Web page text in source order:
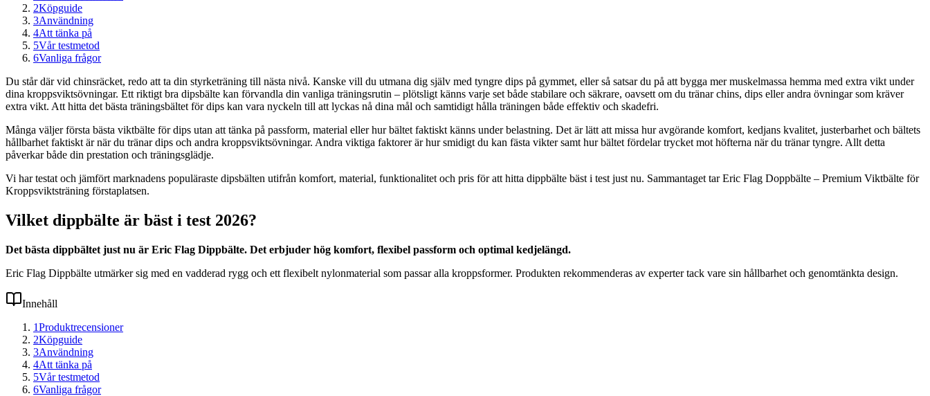
2Köpguide
3Användning
4Att tänka på
5Vår testmetod
6Vanliga frågor
Du står där vid chinsräcket, redo att ta din styrketräning till nästa nivå. Kanske vill du utmana dig själv med tyngre dips på gymmet, eller så satsar du på att bygga mer muskelmassa hemma med extra vikt under
dina kroppsviktsövningar. Ett riktigt bra dipsbälte kan förvandla din vanliga träningsrutin – plötsligt känns varje set både stabilare och säkrare, oavsett om du tränar chins, dips eller andra övningar som kräver
extra vikt. Att hitta det bästa träningsbältet för dips kan vara nyckeln till att lyckas nå dina mål och samtidigt hålla träningen både effektiv och skadefri.
Många väljer första bästa viktbälte för dips utan att tänka på passform, material eller hur bältet faktiskt känns under belastning. Det är lätt att missa hur avgörande komfort, kedjans kvalitet, justerbarhet och bältets
hållbarhet faktiskt är när du tränar dips och andra kroppsviktsövningar. Andra viktiga faktorer är hur smidigt du kan fästa vikter samt hur bältet fördelar trycket mot höfterna när du tränar tyngre. Allt detta
påverkar både din prestation och träningsglädje.
Vi har testat och jämfört marknadens populäraste dipsbälten utifrån komfort, material, funktionalitet och pris för att hitta dippbälte bäst i test just nu. Sammantaget tar Eric Flag Doppbälte – Premium Viktbälte för
Kroppsviktsträning förstaplatsen.
Vilket dippbälte är bäst i test 2026?
Det bästa dippbältet just nu är Eric Flag Dippbälte. Det erbjuder hög komfort, flexibel passform och optimal kedjelängd.
Eric Flag Dippbälte utmärker sig med en vadderad rygg och ett flexibelt nylonmaterial som passar alla kroppsformer. Produkten rekommenderas av experter tack vare sin hållbarhet och genomtänkta design.
Innehåll
1Produktrecensioner
2Köpguide
3Användning
4Att tänka på
5Vår testmetod
6Vanliga frågor